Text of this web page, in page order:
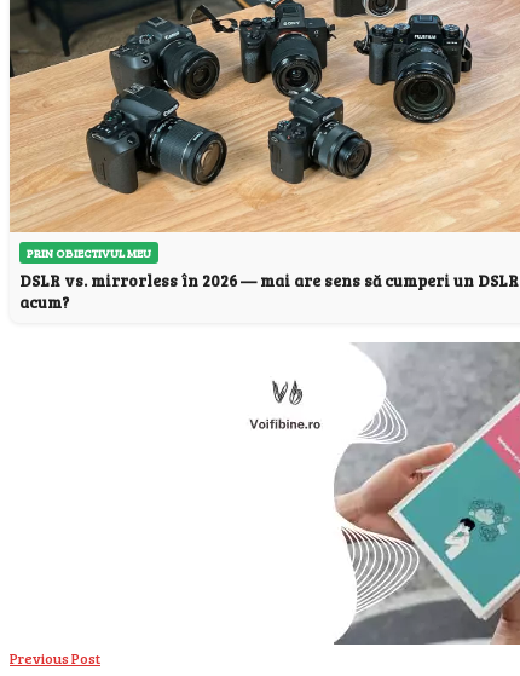
PRIN OBIECTIVUL MEU
DSLR vs. mirrorless în 2026 — mai are sens să cumperi un DSLR
acum?
Previous Post